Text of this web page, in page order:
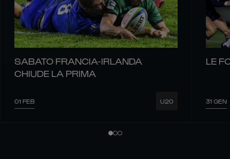
SABATO FRANCIA-IRLANDA
CHIUDE LA PRIMA
01 FEB U20
LE
31 GEN